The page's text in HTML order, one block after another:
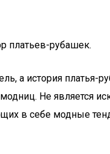
платьев-рубашек.
а история платья-
Не является
в себе модные